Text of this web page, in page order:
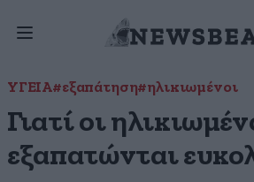
ΥΓΕΙΑ#εξαπάτηση#ηλικιωμένοι
Γιατί οι
εξαπατώνται